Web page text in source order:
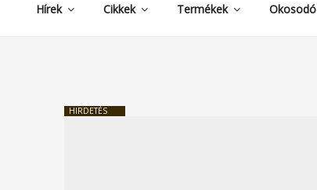
Hírek Cikkek Termékek Okosodó
HIRDETÉS